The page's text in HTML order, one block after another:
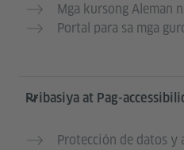
Mga kursong Aleman
Portal para sa mga
Pribasiya at Pag-
Protección de datos y